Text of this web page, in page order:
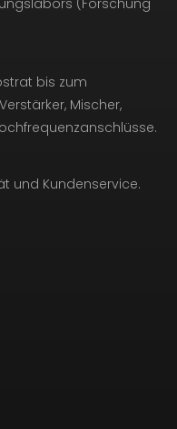
(Forschung
bis zum
Mischer,
und Kundenservice.